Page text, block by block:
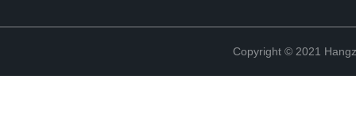
Copyright © 2021